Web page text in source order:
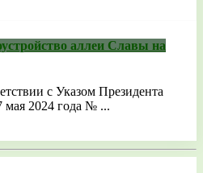
аллеи Славы на
с Указом Президента
мая 2024 года № ...